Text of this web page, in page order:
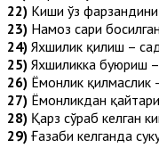
22) Киши ўз
23) Намоз сари
24) Яхшилик қилиш –
25) Яхшиликка буюриш
26) Ёмонлик қилмаслик
27) Ёмонликдан
28) Қарз сўраб келган
29) Ғазаби келганда